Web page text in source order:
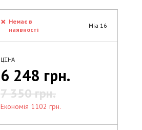
Немає в
наявності
Mia 16
ЦІНА
6 248 грн.
7 350 грн.
економія 1102 грн.